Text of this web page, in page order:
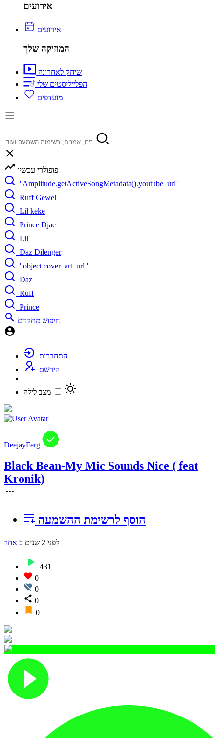
אירועים
אירועים
המוזיקה שלך
שיחק לאחרונה
הפלייליסטים שלי
מועדפים
פופולרי עכשיו
' Amplitude.getActiveSongMetadata().youtube_url '
Ruff Gewel
Lil keke
Prince Djae
Lil
Daz Dilenger
' object.cover_art_url '
Daz
Ruff
Prince
חיפוש מתקדם
התחברות
הירשם
מצב לילה
DeejayFerg
Black Bean-My Mic Sounds Nice ( feat
Kronik)
הוסף לרשימת ההשמעה
לִפנֵי 2 שנים ב אַחֵר
431
0
0
0
0